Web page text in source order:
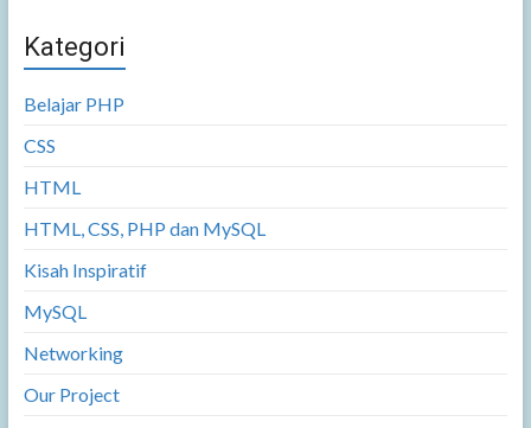
Kategori
Belajar PHP
CSS
HTML
HTML, CSS, PHP dan MySQL
Kisah Inspiratif
MySQL
Networking
Our Project